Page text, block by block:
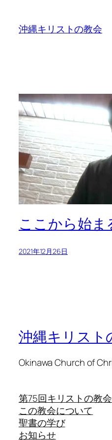
沖縄キリストの教会
ここから始ま
2021年12月26日
沖縄キリスト
Okinawa Church of
第75回キリストの教
この教会について
聖書の学び
お知らせ